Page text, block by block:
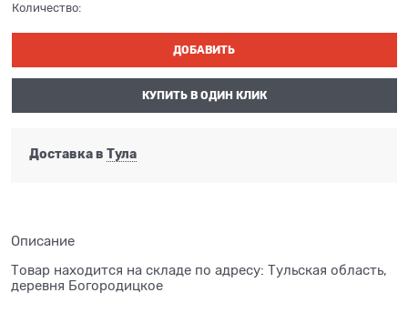
Количество:
ДОБАВИТЬ
КУПИТЬ В ОДИН КЛИК
Доставка в Тула
Описание
Товар находится на складе по адресу: Тульская область,
деревня Богородицкое